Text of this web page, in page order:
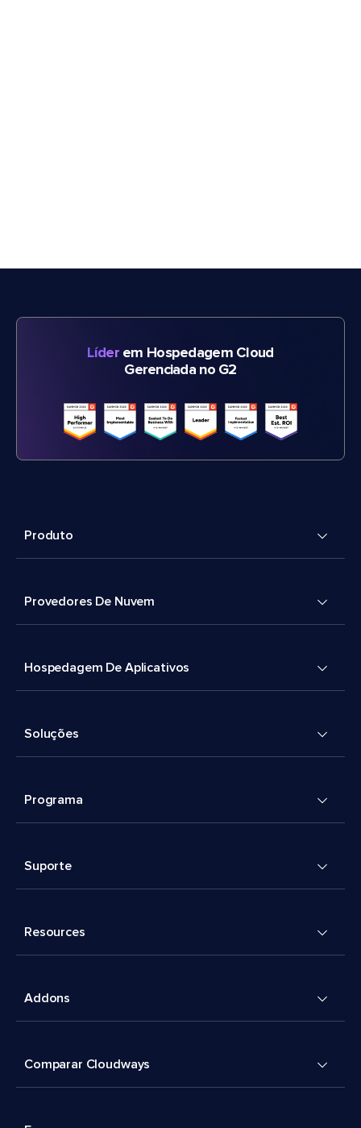
Líderem Hospedagem Cloud
Gerenciada no G2
Produto
Provedores De Nuvem
Hospedagem De Aplicativos
Soluções
Programa
Suporte
Resources
Addons
Comparar Cloudways